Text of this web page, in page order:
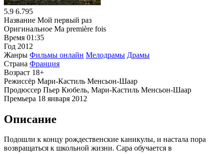
5.9 6.795
Название Мой первый раз
Оригинальное Ma première fois
Время 01:35
Год 2012
Жанры Фильмы онлайн Мелодрамы Драмы
Страна Франция
Возраст 18+
Режиссёр Мари-Кастиль Менсьон-Шаар
Продюссер Пьер Кюбель, Мари-Кастиль Менсьон-Шаар
Премьера 18 января 2012
Описание
Подошли к концу рождественские каникулы, и настала пора
возвращаться к школьной жизни. Сара обучается в